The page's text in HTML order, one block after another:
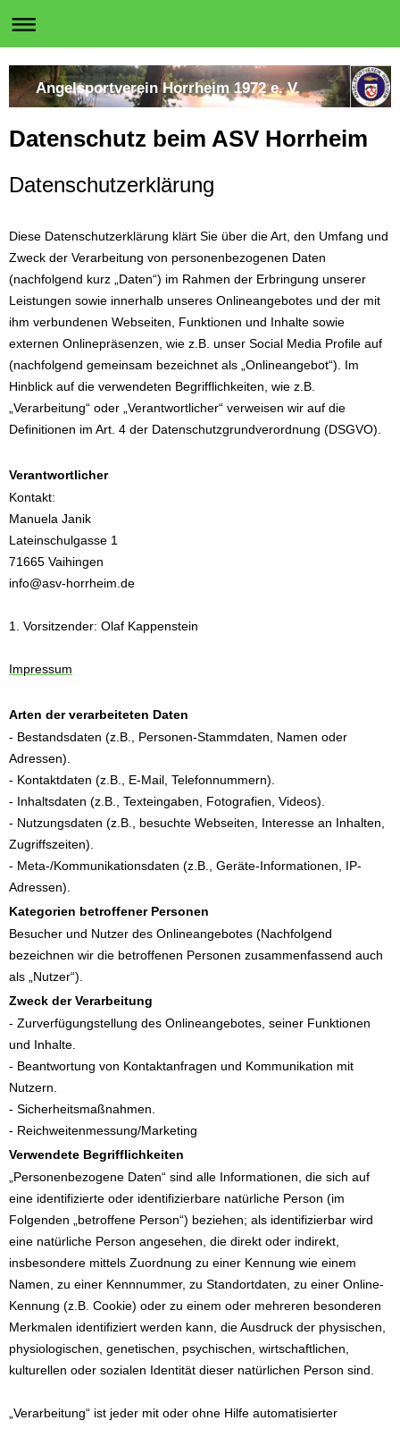
Angelsportverein Horrheim 1972 e. V.
Datenschutz beim ASV Horrheim
Datenschutzerklärung
Diese Datenschutzerklärung klärt Sie über die Art, den Umfang und
Zweck der Verarbeitung von personenbezogenen Daten
(nachfolgend kurz „Daten“) im Rahmen der Erbringung unserer
Leistungen sowie innerhalb unseres Onlineangebotes und der mit
ihm verbundenen Webseiten, Funktionen und Inhalte sowie
externen Onlinepräsenzen, wie z.B. unser Social Media Profile auf
(nachfolgend gemeinsam bezeichnet als „Onlineangebot“). Im
Hinblick auf die verwendeten Begrifflichkeiten, wie z.B.
„Verarbeitung“ oder „Verantwortlicher“ verweisen wir auf die
Definitionen im Art. 4 der Datenschutzgrundverordnung (DSGVO).
Verantwortlicher
Kontakt:
Manuela Janik
Lateinschulgasse 1
71665 Vaihingen
info@asv-horrheim.de
1. Vorsitzender: Olaf Kappenstein
Impressum
Arten der verarbeiteten Daten
- Bestandsdaten (z.B., Personen-Stammdaten, Namen oder
Adressen).
- Kontaktdaten (z.B., E-Mail, Telefonnummern).
- Inhaltsdaten (z.B., Texteingaben, Fotografien, Videos).
- Nutzungsdaten (z.B., besuchte Webseiten, Interesse an Inhalten,
Zugriffszeiten).
- Meta-/Kommunikationsdaten (z.B., Geräte-Informationen, IP-
Adressen).
Kategorien betroffener Personen
Besucher und Nutzer des Onlineangebotes (Nachfolgend
bezeichnen wir die betroffenen Personen zusammenfassend auch
als „Nutzer“).
Zweck der Verarbeitung
- Zurverfügungstellung des Onlineangebotes, seiner Funktionen
und Inhalte.
- Beantwortung von Kontaktanfragen und Kommunikation mit
Nutzern.
- Sicherheitsmaßnahmen.
- Reichweitenmessung/Marketing
Verwendete Begrifflichkeiten
„Personenbezogene Daten“ sind alle Informationen, die sich auf
eine identifizierte oder identifizierbare natürliche Person (im
Folgenden „betroffene Person“) beziehen; als identifizierbar wird
eine natürliche Person angesehen, die direkt oder indirekt,
insbesondere mittels Zuordnung zu einer Kennung wie einem
Namen, zu einer Kennnummer, zu Standortdaten, zu einer Online-
Kennung (z.B. Cookie) oder zu einem oder mehreren besonderen
Merkmalen identifiziert werden kann, die Ausdruck der physischen,
physiologischen, genetischen, psychischen, wirtschaftlichen,
kulturellen oder sozialen Identität dieser natürlichen Person sind.
„Verarbeitung“ ist jeder mit oder ohne Hilfe automatisierter